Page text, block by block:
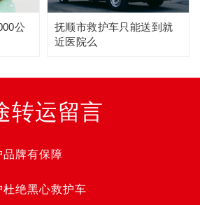
公
抚顺市救护车只能送到就
近医院么
转运留言
牌有保障
杜绝黑心救护车